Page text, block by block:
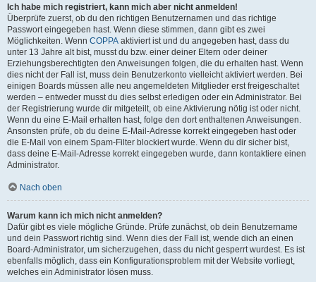
Ich habe mich registriert, kann mich aber nicht anmelden!
Überprüfe zuerst, ob du den richtigen Benutzernamen und das richtige
Passwort eingegeben hast. Wenn diese stimmen, dann gibt es zwei
Möglichkeiten. Wenn COPPA aktiviert ist und du angegeben hast, dass du
unter 13 Jahre alt bist, musst du bzw. einer deiner Eltern oder deiner
Erziehungsberechtigten den Anweisungen folgen, die du erhalten hast. Wenn
dies nicht der Fall ist, muss dein Benutzerkonto vielleicht aktiviert werden. Bei
einigen Boards müssen alle neu angemeldeten Mitglieder erst freigeschaltet
werden – entweder musst du dies selbst erledigen oder ein Administrator. Bei
der Registrierung wurde dir mitgeteilt, ob eine Aktivierung nötig ist oder nicht.
Wenn du eine E-Mail erhalten hast, folge den dort enthaltenen Anweisungen.
Ansonsten prüfe, ob du deine E-Mail-Adresse korrekt eingegeben hast oder
die E-Mail von einem Spam-Filter blockiert wurde. Wenn du dir sicher bist,
dass deine E-Mail-Adresse korrekt eingegeben wurde, dann kontaktiere einen
Administrator.
Nach oben
Warum kann ich mich nicht anmelden?
Dafür gibt es viele mögliche Gründe. Prüfe zunächst, ob dein Benutzername
und dein Passwort richtig sind. Wenn dies der Fall ist, wende dich an einen
Board-Administrator, um sicherzugehen, dass du nicht gesperrt wurdest. Es ist
ebenfalls möglich, dass ein Konfigurationsproblem mit der Website vorliegt,
welches ein Administrator lösen muss.